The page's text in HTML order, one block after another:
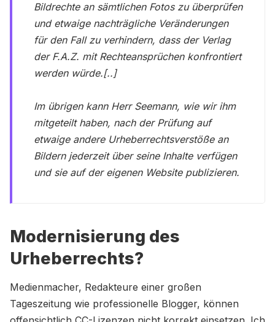
Bildrechte an sämtlichen Fotos zu überprüfen
und etwaige nachträgliche Veränderungen
für den Fall zu verhindern, dass der Verlag
der F.A.Z. mit Rechteansprüchen konfrontiert
werden würde.[..]
Im übrigen kann Herr Seemann, wie wir ihm
mitgeteilt haben, nach der Prüfung auf
etwaige andere Urheberrechtsverstöße an
Bildern jederzeit über seine Inhalte verfügen
und sie auf der eigenen Website publizieren.
Modernisierung des
Urheberrechts?
Medienmacher, Redakteure einer großen
Tageszeitung wie professionelle Blogger, können